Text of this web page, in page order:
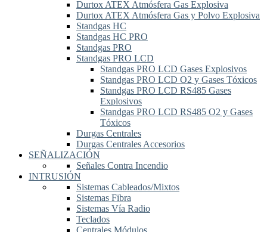
Durtox ATEX Atmósfera Gas Explosiva
Durtox ATEX Atmósfera Gas y Polvo Explosiva
Standgas HC
Standgas HC PRO
Standgas PRO
Standgas PRO LCD
Standgas PRO LCD Gases Explosivos
Standgas PRO LCD O2 y Gases Tóxicos
Standgas PRO LCD RS485 Gases
Explosivos
Standgas PRO LCD RS485 O2 y Gases
Tóxicos
Durgas Centrales
Durgas Centrales Accesorios
SEÑALIZACIÓN
Señales Contra Incendio
INTRUSIÓN
Sistemas Cableados/Mixtos
Sistemas Fibra
Sistemas Vía Radio
Teclados
Centrales Módulos